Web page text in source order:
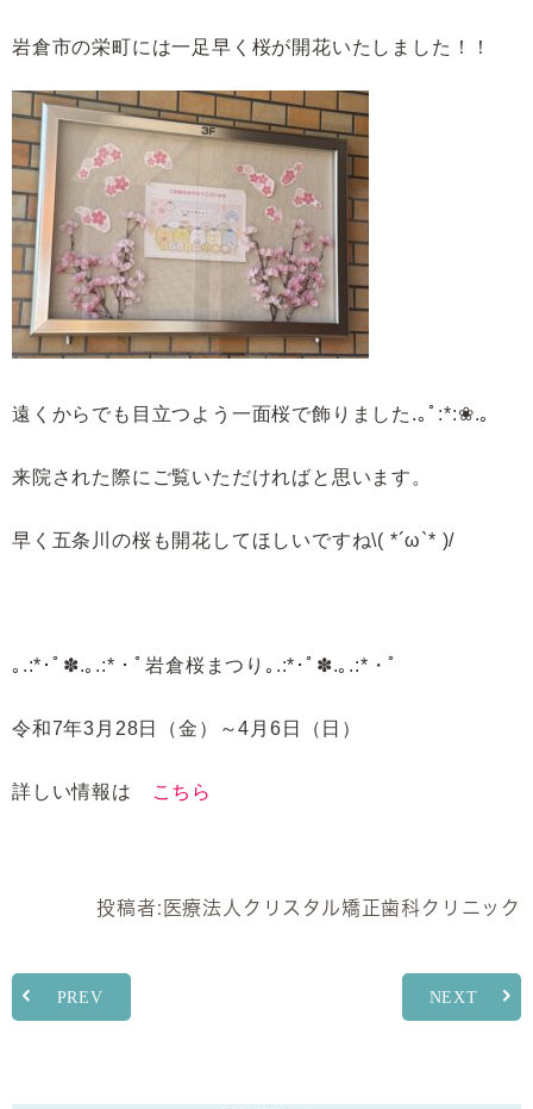
岩倉市の栄町には一足早く桜が開花いたしました！！
遠くからでも目立つよう一面桜で飾りました .｡ﾟ :*:❀.｡
来院された際にご覧いただければと思います。
早く五条川の桜も開花してほしいですね\( *´ω`* )/
｡.:*･ﾟ✽.｡.:*・ﾟ岩倉桜まつり｡.:*･ﾟ✽.｡.:*・ﾟ
令和7年3月28日（金）～4月6日（日）
詳しい情報は こちら
投稿者: 医療法人クリスタル矯正歯科クリニック
PREV NEXT